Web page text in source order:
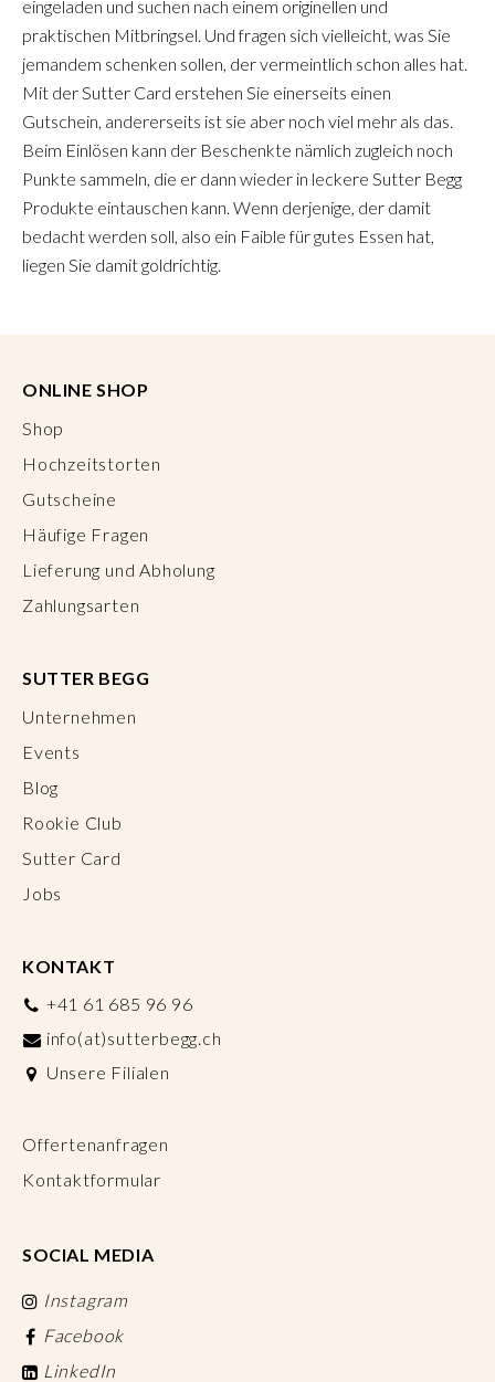
eingeladen und suchen nach einem originellen und
praktischen Mitbringsel. Und fragen sich vielleicht, was Sie
jemandem schenken sollen, der vermeintlich schon alles hat.
Mit der Sutter Card erstehen Sie einerseits einen
Gutschein, andererseits ist sie aber noch viel mehr als das.
Beim Einlösen kann der Beschenkte nämlich zugleich noch
Punkte sammeln, die er dann wieder in leckere Sutter Begg
Produkte eintauschen kann. Wenn derjenige, der damit
bedacht werden soll, also ein Faible für gutes Essen hat,
liegen Sie damit goldrichtig.
ONLINE SHOP
Shop
Hochzeitstorten
Gutscheine
Häufige Fragen
Lieferung und Abholung
Zahlungsarten
SUTTER BEGG
Unternehmen
Events
Blog
Rookie Club
Sutter Card
Jobs
KONTAKT
+41 61 685 96 96
info(at)sutterbegg.ch
Unsere Filialen
Offertenanfragen
Kontaktformular
SOCIAL MEDIA
Instagram
Facebook
LinkedIn